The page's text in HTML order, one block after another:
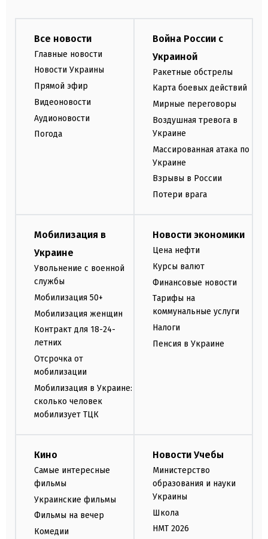
Все новости
Главные новости
Новости Украины
Прямой эфир
Видеоновости
Аудионовости
Погода
Война России с
Украиной
Ракетные обстрелы
Карта боевых действий
Мирные переговоры
Воздушная тревога в
Украине
Массированная атака по
Украине
Взрывы в России
Потери врага
Мобилизация в
Украине
Увольнение с военной
службы
Мобилизация 50+
Мобилизация женщин
Контракт для 18-24-
летних
Отсрочка от
мобилизации
Мобилизация в Украине:
сколько человек
мобилизует ТЦК
Новости экономики
Цена нефти
Курсы валют
Финансовые новости
Тарифы на
коммунальные услуги
Налоги
Пенсия в Украине
Кино
Самые интересные
фильмы
Украинские фильмы
Фильмы на вечер
Комедии
Новости Учебы
Министерство
образования и науки
Украины
Школа
НМТ 2026